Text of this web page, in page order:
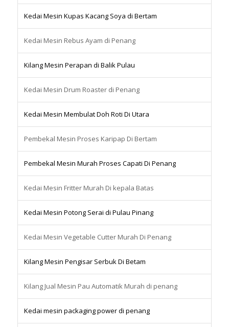
Kedai Mesin Kupas Kacang Soya di Bertam
Kedai Mesin Rebus Ayam di Penang
Kilang Mesin Perapan di Balik Pulau
Kedai Mesin Drum Roaster di Penang
Kedai Mesin Membulat Doh Roti Di Utara
Pembekal Mesin Proses Karipap Di Bertam
Pembekal Mesin Murah Proses Capati Di Penang
Kedai Mesin Fritter Murah Di kepala Batas
Kedai Mesin Potong Serai di Pulau Pinang
Kedai Mesin Vegetable Cutter Murah Di Penang
Kilang Mesin Pengisar Serbuk Di Betam
Kilang Jual Mesin Pau Automatik Murah di penang
Kedai mesin packaging power di penang